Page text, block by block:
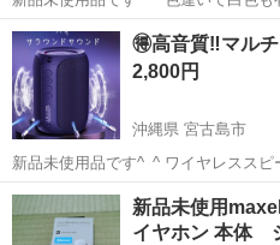
でいるので格安出品です😊 ワイヤレ
用も可能です！ 折り畳みタイプでコンパクト収納、39ルミナスワイヤ
レスヘッドホンプ...
沖縄 宮古島市 オーディオ
🉐高音質‼️マル
2,800円
沖縄県 宮古島市
新品未使用品です^_^ ワイヤレススピーカー】ポータブルサブウーフ
ァー、アウトドア用、ワイヤレスサ
ング機能、3600mAhバッテリーで12
フルな低音。充電ケーブ...
沖縄 宮古島市 オーディオ
新品未使用
イヤホン 本体